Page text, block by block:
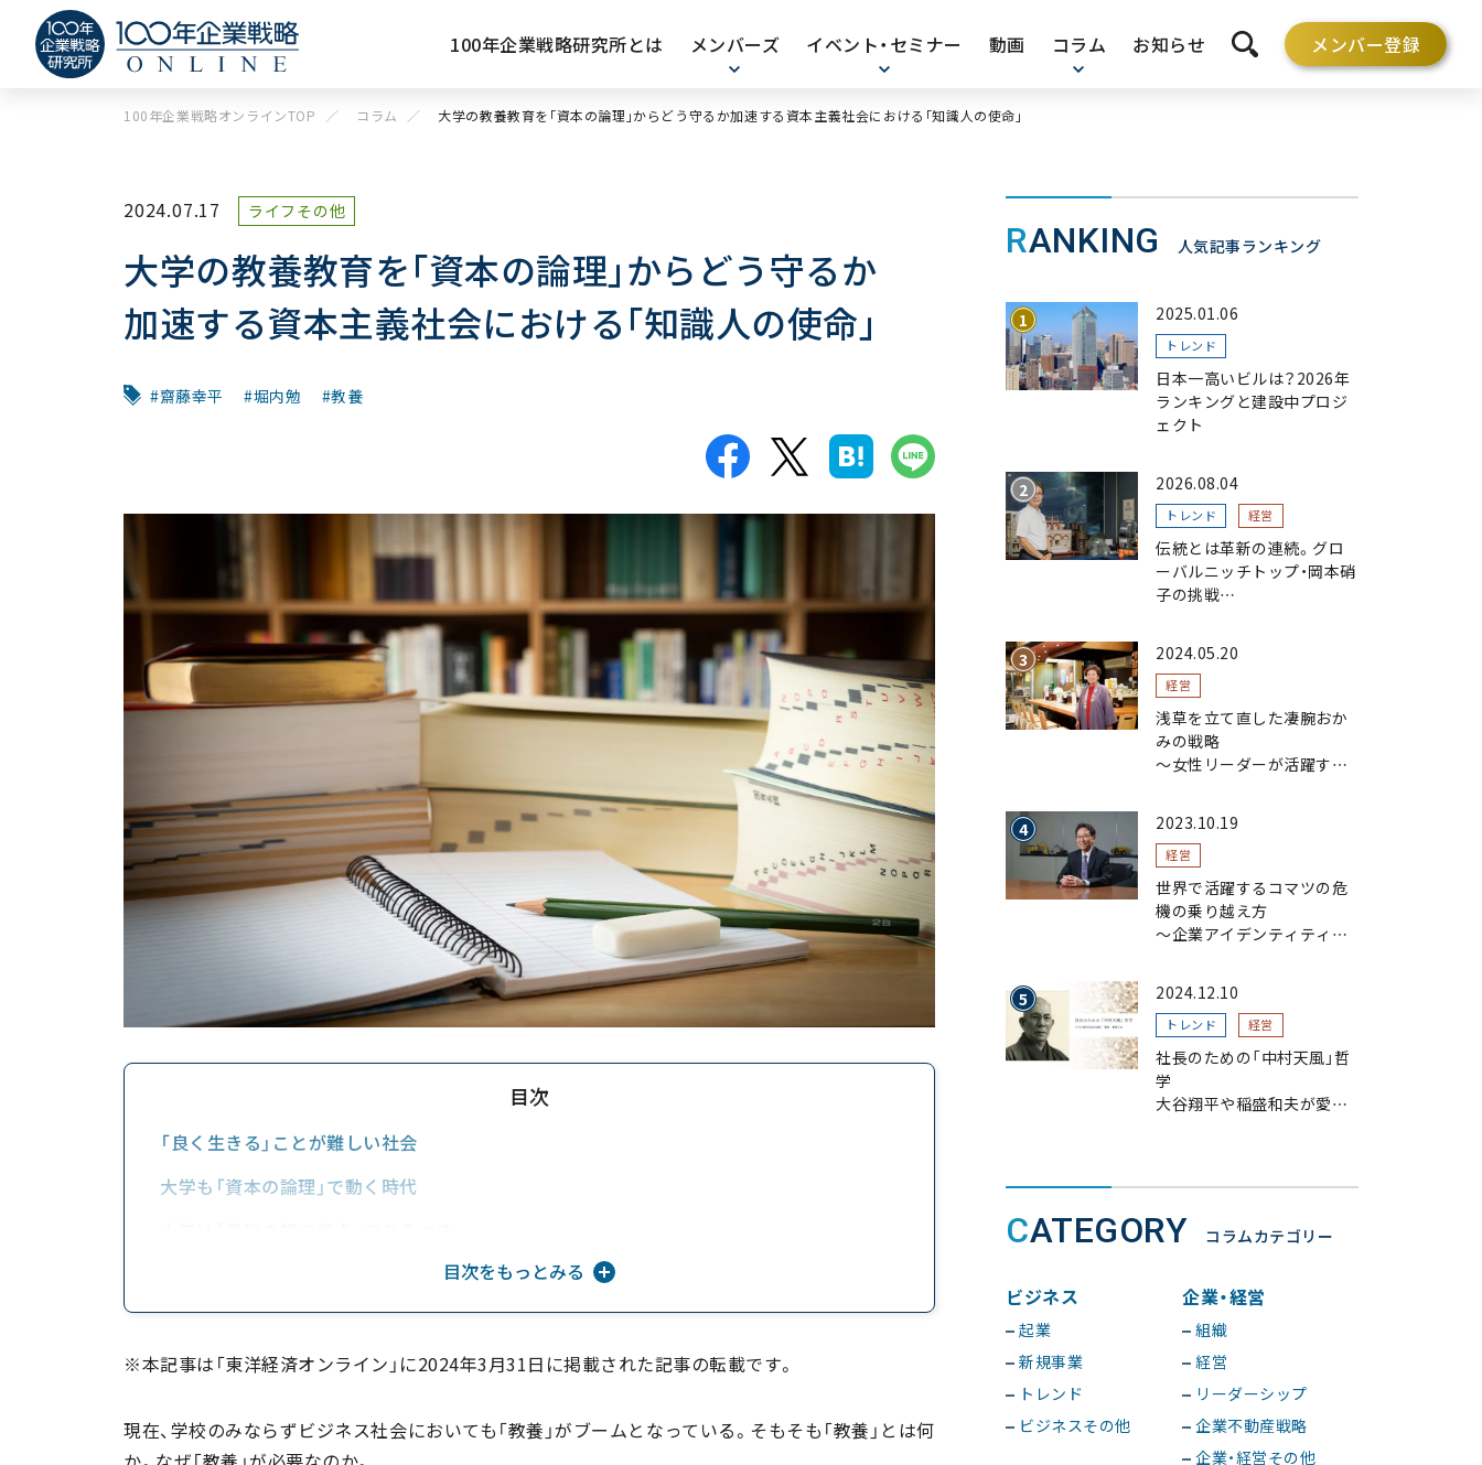
100年企業戦略研究所とは メンバーズ イベント・セミナー 動画 コラム お知らせ 検索を開く メンバー登録
100年企業戦略オンラインTOP コラム 大学の教養教育を｢資本の論理｣からどう守るか加速する資本主義社会における｢知識人の使命｣
2024.07.17 ライフその他
大学の教養教育を｢資本の論理｣からどう守るか
加速する資本主義社会における｢知識人の使命｣
齋藤幸平 堀内勉 教養
目次
「良く生きる」ことが難しい社会
大学も「資本の論理」で動く時代
目次をもっとみる
※本記事は「東洋経済オンライン」に2024年3月31日に掲載された記事の転載です。
現在、学校のみならずビジネス社会においても「教養」がブームとなっている。そもそも「教養」とは何
RANKING 人気記事ランキング
2025.01.06
トレンド
日本一高いビルは？2026年
ランキングと建設中プロジ
ェクト
2026.08.04
トレンド 経営
伝統とは革新の連続。グロ
ーバルニッチトップ・岡本硝
子の挑戦
ラスにこだわり、ガラスを超
える経営戦略～
2024.05.20
経営
浅草を立て直した凄腕おか
みの戦略
〜女性リーダーが活躍する
2023.10.19
経営
世界で活躍するコマツの危
機の乗り越え方
〜企業アイデンティティの
2024.12.10
トレンド 経営
社長のための「中村天風」哲
学
大谷翔平や稲盛和夫が愛読、
CATEGORY コラムカテゴリー
ビジネス
起業
新規事業
トレンド
ビジネスその他
企業・経営
組織
経営
リーダーシップ
企業不動産戦略
企業・経営その他